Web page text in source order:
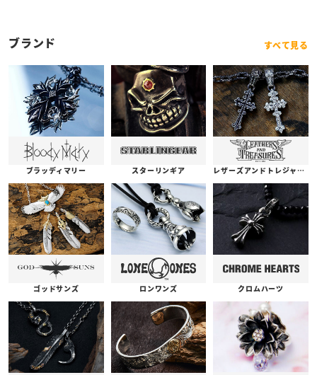
ブランド すべて見る
ブラッディマリー スターリンギア レザーズアンドトレジャーズ
ゴッドサンズ ロンワンズ クロムハーツ